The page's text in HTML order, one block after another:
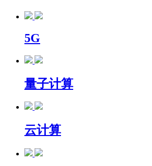
5G
量子计算
云计算